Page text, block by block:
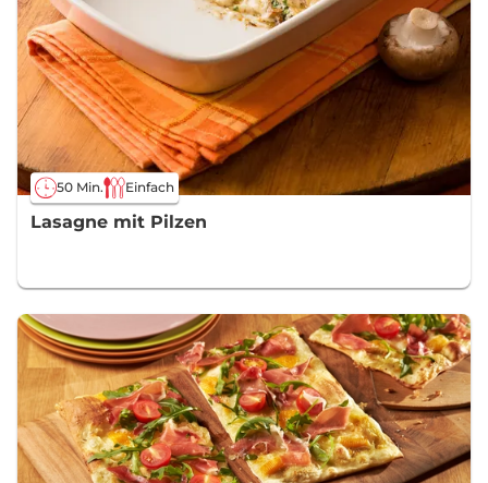
50 Min. Einfach
Lasagne mit Pilzen